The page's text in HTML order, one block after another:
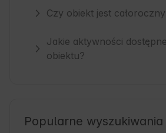
Czy obiekt jest
Jakie aktywności
obiektu?
Popularne wyszukiwania